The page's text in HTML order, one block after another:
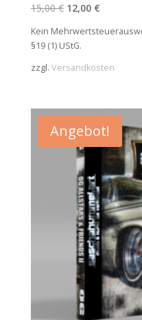
15,00€ Ursprünglicher
12,00 €Aktueller
Kein
§19 (1) UStG.
zzgl. Versandkosten
Angebot!